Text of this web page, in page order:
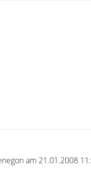
am 21.01.2008